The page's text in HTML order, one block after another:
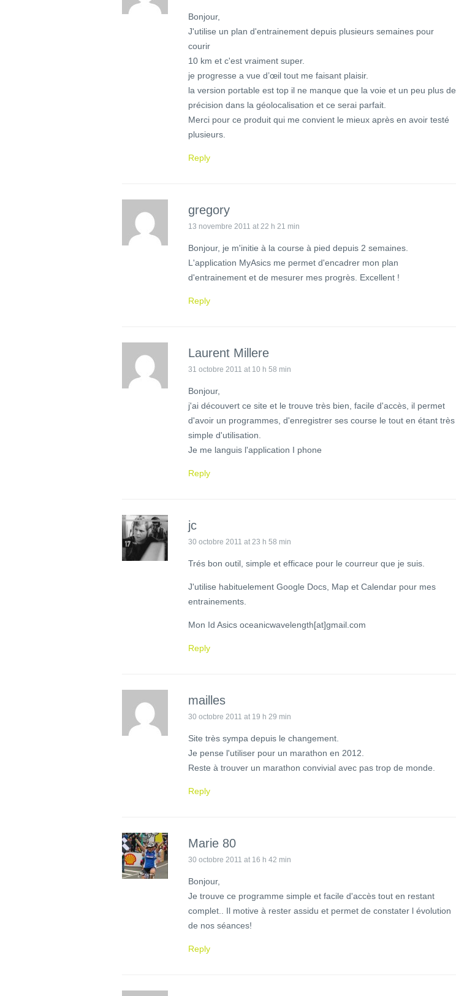
Bonjour,
J'utilise un plan d'entrainement depuis plusieurs semaines pour
courir
10 km et c'est vraiment super.
je progresse a vue d’œil tout me faisant plaisir.
la version portable est top il ne manque que la voie et un peu plus de
précision dans la géolocalisation et ce serai parfait.
Merci pour ce produit qui me convient le mieux après en avoir testé
plusieurs.
Reply
gregory
13 novembre 2011 at 22 h 21 min
Bonjour, je m'initie à la course à pied depuis 2 semaines.
L'application MyAsics me permet d'encadrer mon plan
d'entrainement et de mesurer mes progrès. Excellent !
Reply
Laurent Millere
31 octobre 2011 at 10 h 58 min
Bonjour,
j'ai découvert ce site et le trouve très bien, facile d'accès, il permet
d'avoir un programmes, d'enregistrer ses course le tout en étant très
simple d'utilisation.
Je me languis l'application I phone
Reply
jc
30 octobre 2011 at 23 h 58 min
Trés bon outil, simple et efficace pour le courreur que je suis.
J'utilise habituelement Google Docs, Map et Calendar pour mes
entrainements.
Mon Id Asics oceanicwavelength[at]gmail.com
Reply
mailles
30 octobre 2011 at 19 h 29 min
Site très sympa depuis le changement.
Je pense l'utiliser pour un marathon en 2012.
Reste à trouver un marathon convivial avec pas trop de monde.
Reply
Marie 80
30 octobre 2011 at 16 h 42 min
Bonjour,
Je trouve ce programme simple et facile d'accès tout en restant
complet.. Il motive à rester assidu et permet de constater l évolution
de nos séances!
Reply